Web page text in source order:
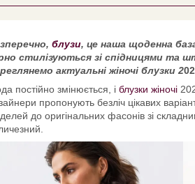
блузи, це наша щоденна
стилізуються зі спідницями та
актуальні жіночі блузки 2
постійно змінюється, і блузки жіночі
пропонують безліч цікавих
до оригінальних фасонів зі